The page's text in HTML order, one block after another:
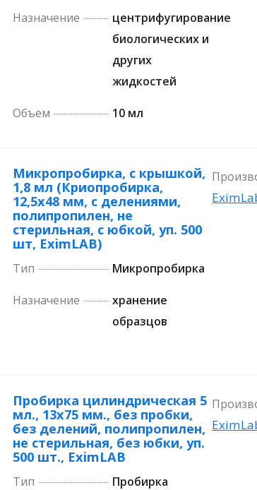
Назначение
центрифугирование
биологических и
других
жидкостей
Объем 10 мл
Микропробирка, с крышкой,
1,8 мл (Криопробирка,
12,5х48 мм, с делениями,
полипропилен, не
стерильная, с юбкой, уп. 500
шт, EximLAB)
Тип Микропробирка
Назначение
хранение
образцов
Пробирка цилиндрическая 5
мл., 13х75 мм., без пробки,
без делений, полипропилен,
не стерильная, без юбки, уп.
500 шт., EximLAB
Тип
Пробирка